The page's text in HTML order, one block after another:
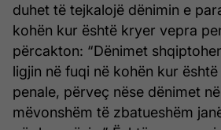
duhet të tejkalojë dënimin e
kohën kur është kryer vepra
përcakton: “Dënimet
ligjin në fuqi në kohën kur
penale, përveç nëse dënimet
mëvonshëm të zbatueshëm